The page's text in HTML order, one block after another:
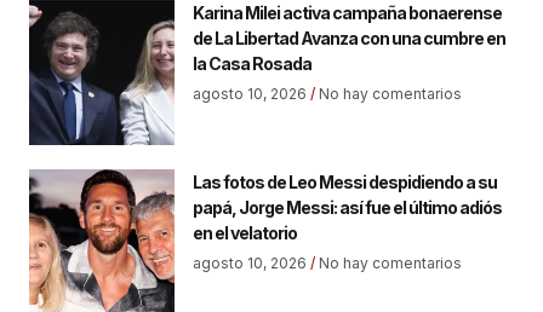
Karina Milei activa campaña bonaerense
de La Libertad Avanza con una cumbre en
la Casa Rosada
agosto 10, 2026 No hay comentarios
Las fotos de Leo Messi despidiendo a su
papá, Jorge Messi: así fue el último adiós
en el velatorio
agosto 10, 2026 No hay comentarios